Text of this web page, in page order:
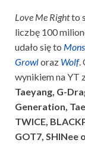
Love Me Rightto
liczbę 100
udało się to
Growloraz Wolf.
wynikiem na YT
Taeyang, G-
Generation,
TWICE,
GOT7, SHINee